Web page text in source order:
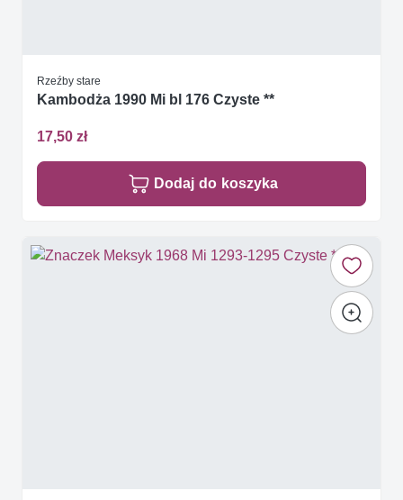
Rzeźby stare
Kambodża 1990 Mi bl 176 Czyste **
17,50 zł
Dodaj do koszyka